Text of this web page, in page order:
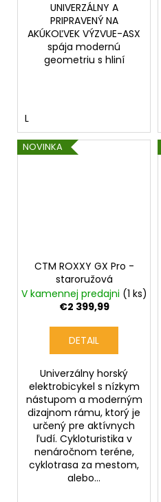
UNIVERZÁLNY A
PRIPRAVENÝ NA
AKÚKOĽVEK VÝZVUE-ASX
spája modernú
geometriu s hliní
L
NOVINKA
CTM ROXXY GX Pro -
staroružová
V kamennej predajni (1 ks)
€2 399,99
DETAIL
Univerzálny horský
elektrobicykel s nízkym
nástupom a moderným
dizajnom rámu, ktorý je
určený pre aktívnych
ľudí. Cykloturistika v
nenáročnom teréne,
cyklotrasa za mestom,
alebo...